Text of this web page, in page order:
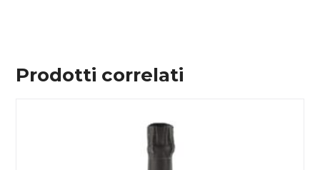
Prodotti correlati